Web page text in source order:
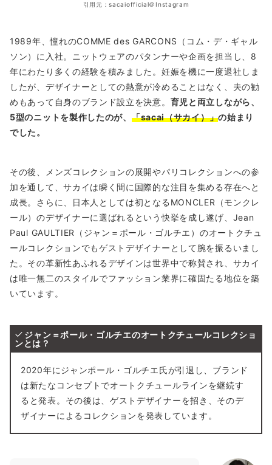
引用元：sacaiofficial＠Instagram
1989年、憧れのCOMME des GARCONS（コム・デ・ギャル
ソン）に入社。ニットウェアのパタンナーや企画を担当し、8
年にわたり多くの経験を積みました。妊娠を機に一度退社しま
したが、デザイナーとしての熱意が冷めることはなく、夫の勧
めもあって自身のブランド設立を決意。 育児と両立しながら、
5型のニットを製作したのが、 「sacai（サカイ）」の始まり
でした。
その後、メンズコレクションの展開やパリコレクションへの参
加を通して、サカイは瞬く間に国際的な注目を集める存在へと
成長。さらに、日本人としては初となるMONCLER（モンクレ
ール）のデザイナーに選ばれるという快挙を成し遂げ、Jean
Paul GAULTIER（ジャン＝ポール・ゴルチエ）のオートクチュ
ールコレクションでもゲストデザイナーとして腕を振るいまし
た。その革新性あふれるデザインは世界中で称賛され、サカイ
は唯一無二のスタイルでファッション業界に確固たる地位を築
いています。
ジャン＝ポール・ゴルチエのオートクチュールコレクショ
ンとは？
2020年にジャンポール・ゴルチエ氏が引退し、ブランド
は新たなコンセプトでオートクチュールラインを継続す
ると発表。その後は、ゲストデザイナーを招き、そのデ
ザイナーによるコレクションを発表しています。